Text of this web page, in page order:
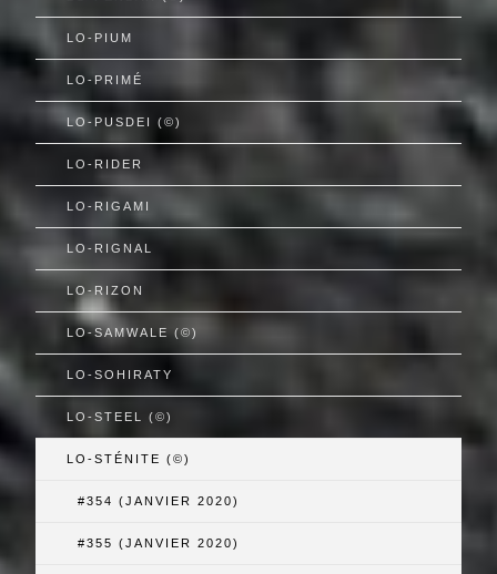
LO-PIUM
LO-PRIMÉ
LO-PUSDEI (©)
LO-RIDER
LO-RIGAMI
LO-RIGNAL
LO-RIZON
LO-SAMWALE (©)
LO-SOHIRATY
LO-STEEL (©)
LO-STÉNITE (©)
#354 (JANVIER 2020)
#355 (JANVIER 2020)